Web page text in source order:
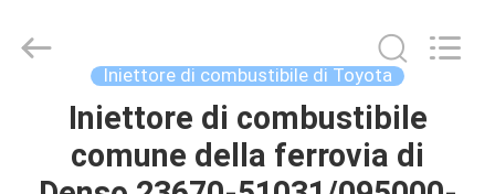
CASA
Auto
Iniettore di combustibile di Toyota
Iniettore di combustibile
comune della ferrovia di